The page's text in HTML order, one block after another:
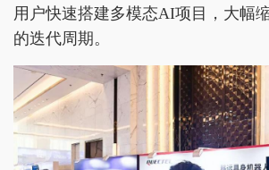
用户快速搭建多模态AI项目，大幅
的迭代周期。